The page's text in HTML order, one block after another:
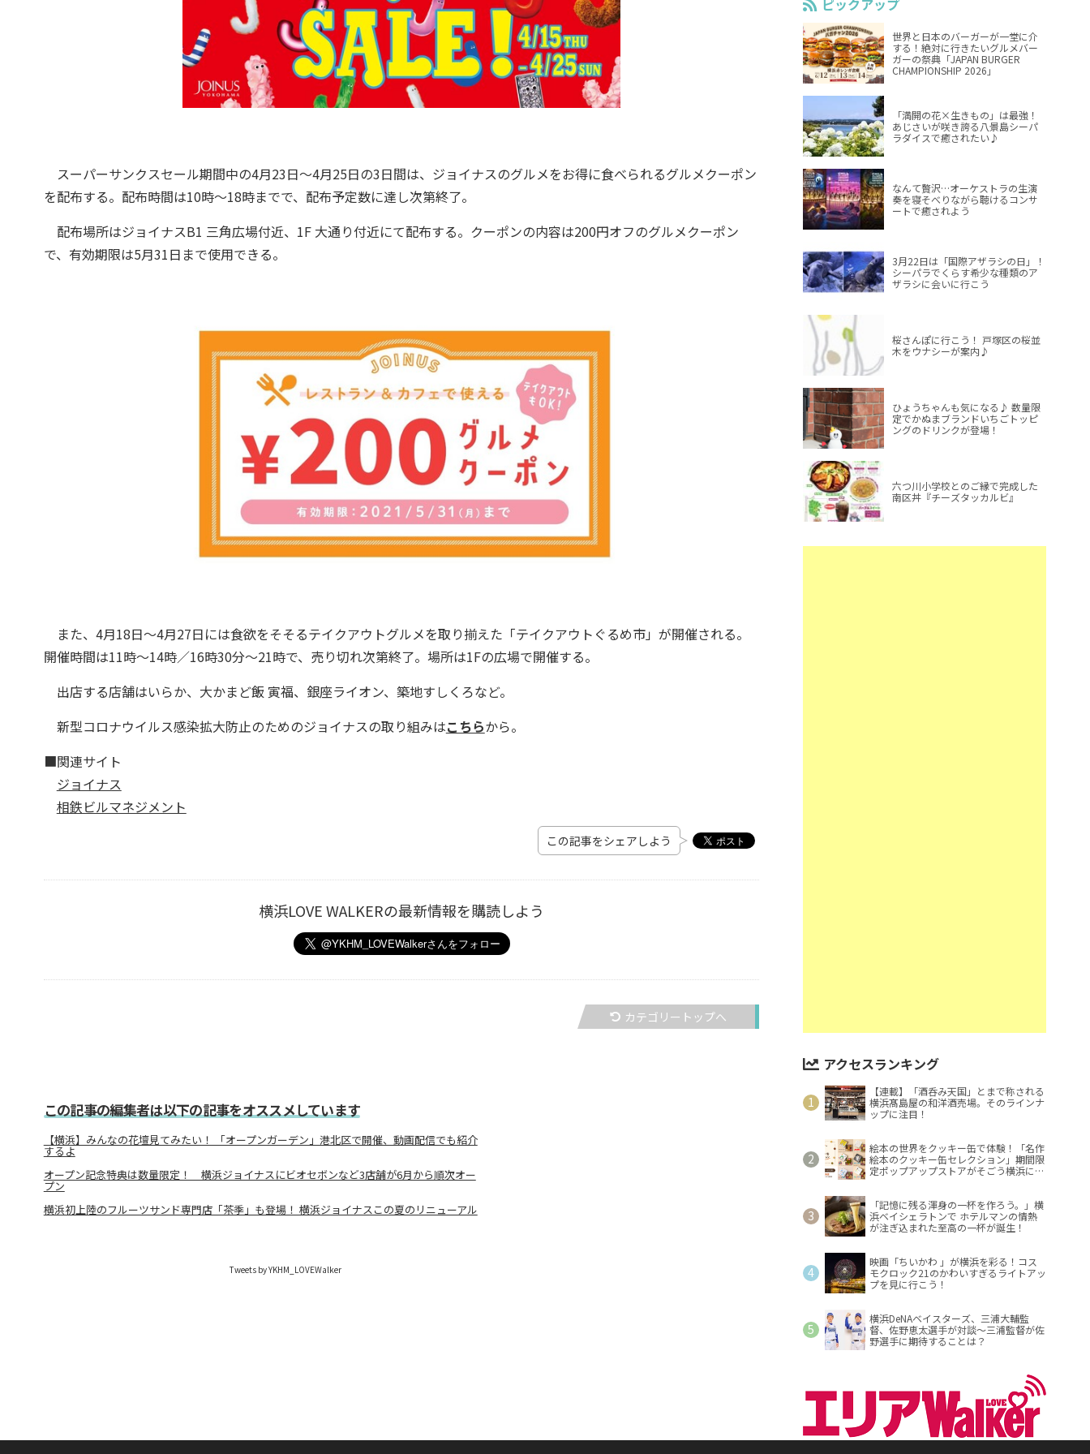
スーパーサンクスセール期間中の4月23日～4月25日の3日間は、ジョイナスのグルメをお得に食べられるグルメクーポン
を配布する。配布時間は10時～18時までで、配布予定数に達し次第終了。
配布場所はジョイナスB1 三角広場付近、1F 大通り付近にて配布する。クーポンの内容は200円オフのグルメクーポン
で、有効期限は5月31日まで使用できる。
また、4月18日～4月27日には食欲をそそるテイクアウトグルメを取り揃えた「テイクアウトぐるめ市」が開催される。
開催時間は11時～14時／16時30分～21時で、売り切れ次第終了。場所は1Fの広場で開催する。
出店する店舗はいらか、大かまど飯 寅福、銀座ライオン、築地すしくろなど。
新型コロナウイルス感染拡大防止のためのジョイナスの取り組みはこちらから。
■関連サイト
ジョイナス
相鉄ビルマネジメント
この記事をシェアしよう
横浜LOVE WALKERの最新情報を購読しよう
カテゴリートップへ
この記事の編集者は以下の記事をオススメしています
【横浜】みんなの花壇見てみたい！ 「オープンガーデン」港北区で開催、動画配信でも紹介
するよ
オープン記念特典は数量限定！ 横浜ジョイナスにビオセボンなど3店舗が6月から順次オー
プン
横浜初上陸のフルーツサンド専門店「茶季」も登場！ 横浜ジョイナスこの夏のリニューアル
Tweets by YKHM_LOVEWalker
ピックアップ
世界と日本のバーガーが一堂に介
する！絶対に行きたいグルメバー
ガーの祭典「JAPAN BURGER
CHAMPIONSHIP 2026」
「満開の花×生きもの」は最強！
あじさいが咲き誇る八景島シーパ
ラダイスで癒されたい♪
なんて贅沢…オーケストラの生演
奏を寝そべりながら聴けるコンサ
ートで癒されよう
3月22日は「国際アザラシの日」！
シーパラでくらす希少な種類のア
ザラシに会いに行こう
桜さんぽに行こう！ 戸塚区の桜並
木をウナシーが案内♪
ひょうちゃんも気になる♪ 数量限
定でかぬまブランドいちごトッピ
ングのドリンクが登場！
六つ川小学校とのご縁で完成した
南区丼『チーズタッカルビ』
アクセスランキング
【連載】「酒呑み天国」とまで称される
横浜髙島屋の和洋酒売場。そのラインナ
ップに注目！
絵本の世界をクッキー缶で体験！「名作
絵本のクッキー缶セレクション」期間限
定ポップアップストアがそごう横浜に登
「記憶に残る渾身の一杯を作ろう。」横
浜ベイシェラトンで ホテルマンの情熱
が注ぎ込まれた至高の一杯が誕生！
映画「ちいかわ 」が横浜を彩る！コス
モクロック21のかわいすぎるライトアッ
プを見に行こう！
横浜DeNAベイスターズ、三浦大輔監
督、佐野恵太選手が対談～三浦監督が佐
野選手に期待することは？